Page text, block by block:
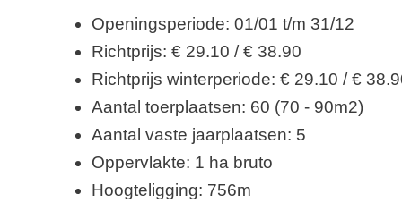
Openingsperiode: 01/01 t/m 31/12
Richtprijs: € 29.10 / € 38.90
Richtprijs winterperiode: € 29.10 / €
Aantal toerplaatsen: 60 (70 - 90m2)
Aantal vaste jaarplaatsen: 5
Oppervlakte: 1 ha bruto
Hoogteligging: 756m